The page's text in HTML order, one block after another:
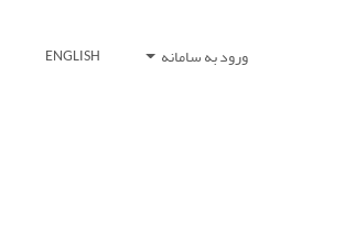
ورود به سامانه ENGLISH